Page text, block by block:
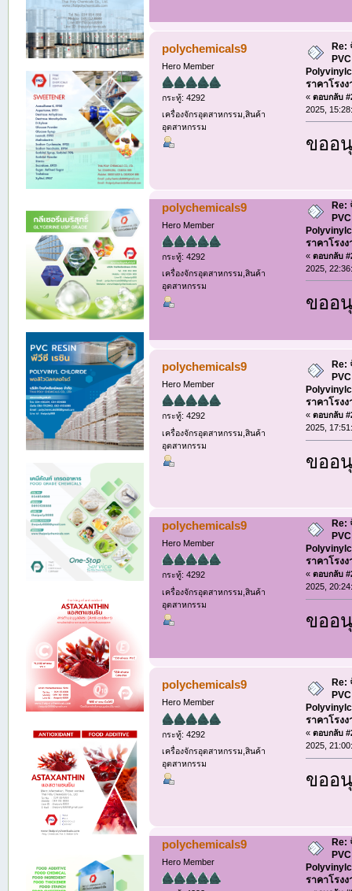
polychemicals9
Hero Member
กระทู้: 4292
เครื่องจักรอุตสาหกรรม,สินค้า
อุตสาหกรรม
Re:
ราคาโรง
«ตอบกลับ
2025,
ขออ
polychemicals9
Hero Member
กระทู้: 4292
เครื่องจักรอุตสาหกรรม,สินค้า
อุตสาหกรรม
Re:
ราคาโรง
«ตอบกลับ
2025,
ขออ
polychemicals9
Hero Member
กระทู้: 4292
เครื่องจักรอุตสาหกรรม,สินค้า
อุตสาหกรรม
Re:
ราคาโรง
«ตอบกลับ
2025,
ขออ
polychemicals9
Hero Member
กระทู้: 4292
เครื่องจักรอุตสาหกรรม,สินค้า
อุตสาหกรรม
Re:
ราคาโรง
«ตอบกลับ
2025,
ขออ
polychemicals9
Hero Member
กระทู้: 4292
เครื่องจักรอุตสาหกรรม,สินค้า
อุตสาหกรรม
Re:
ราคาโรง
«ตอบกลับ
2025,
ขออ
polychemicals9
Hero Member
Re:
ราคาโรง